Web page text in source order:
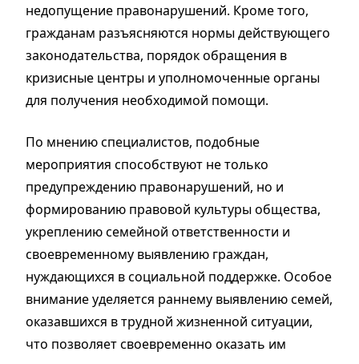
недопущение правонарушений. Кроме того,
гражданам разъясняются нормы действующего
законодательства, порядок обращения в
кризисные центры и уполномоченные органы
для получения необходимой помощи.
По мнению специалистов, подобные
мероприятия способствуют не только
предупреждению правонарушений, но и
формированию правовой культуры общества,
укреплению семейной ответственности и
своевременному выявлению граждан,
нуждающихся в социальной поддержке. Особое
внимание уделяется раннему выявлению семей,
оказавшихся в трудной жизненной ситуации,
что позволяет своевременно оказать им